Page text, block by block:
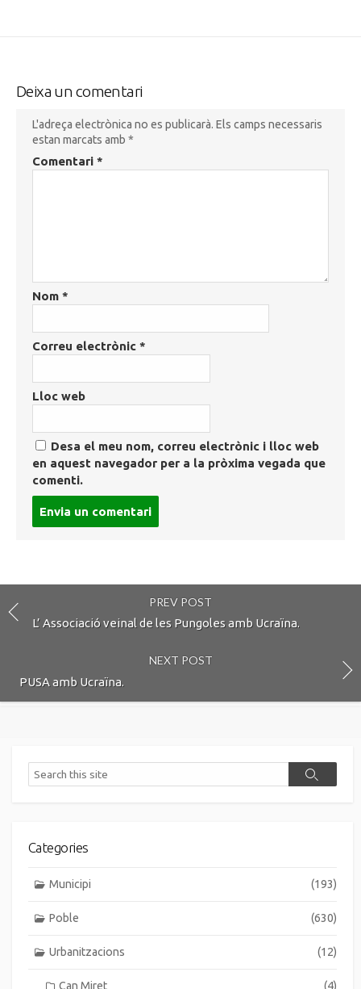
Deixa un comentari
L'adreça electrònica no es publicarà. Els camps necessaris
estan marcats amb *
Comentari *
Nom *
Correu electrònic *
Lloc web
Desa el meu nom, correu electrònic i lloc web
en aquest navegador per a la pròxima vegada que
comenti.
PREV POST
L’ Associació veinal de les Pungoles amb Ucraïna.
NEXT POST
PUSA amb Ucraïna.
Search
Search
Categories
Municipi (193)
Poble (630)
Urbanitzacions (12)
Can Miret (4)